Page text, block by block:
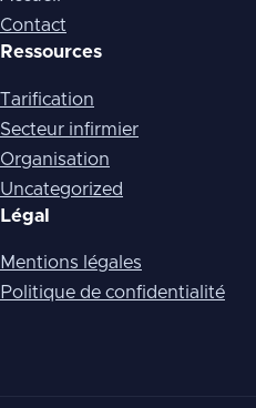
Contact
Ressources
Tarification
Secteur infirmier
Organisation
Uncategorized
Légal
Mentions légales
Politique de confidentialité